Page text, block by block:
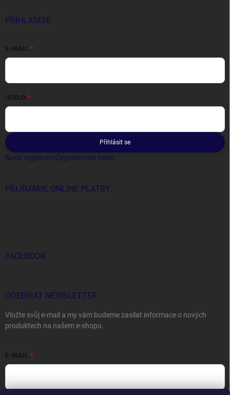
PŘIHLÁŠENÍ
E-MAIL
HESLO
Přihlásit se
Nová registraceZapomenuté heslo
PŘIJÍMÁME ONLINE PLATBY
FACEBOOK
ODEBÍRAT NEWSLETTER
Vložte svůj e-mail a my vám budeme zasílat informace o nových
produktech na našem e-shopu.
E-MAIL